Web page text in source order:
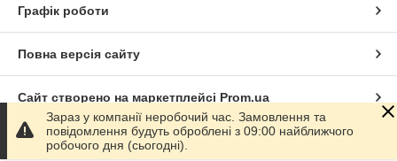
Графік роботи
Повна версія сайту
Сайт створено на маркетплейсі Prom.ua
Політика конфіденційності
Зараз у компанії неробочий час. Замовлення та
повідомлення будуть оброблені з 09:00 найближчого
робочого дня (сьогодні).